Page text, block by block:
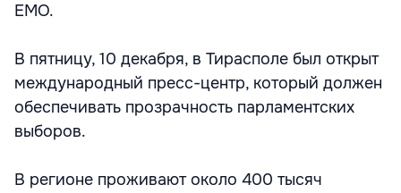
ЕМО.
В пятницу, 10 декабря, в Тирасполе был открыт
международный пресс-центр, который должен
обеспечивать прозрачность парламентских
выборов.
В регионе проживают около 400 тысяч